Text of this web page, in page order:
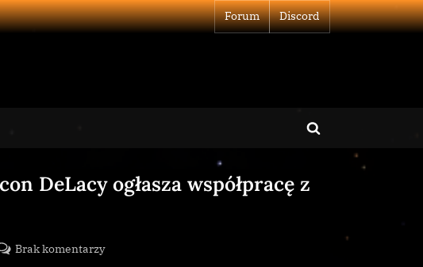
Forum Discord
Toggle
DeLacy ogłasza współpracę z
Brak komentarzydo